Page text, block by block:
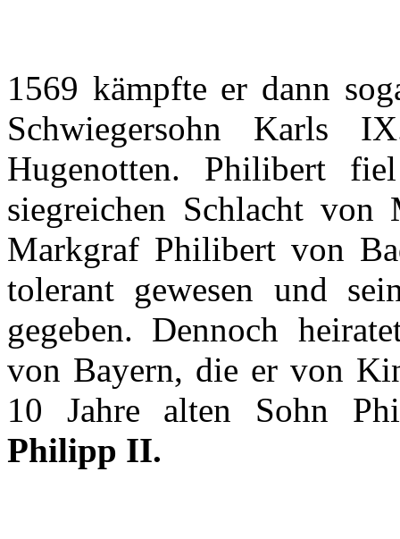
1569 kämpfte er dann
Schwiegersohn
Karls
Hugenotten. Philibert fiel
siegreichen Schlachtvon
Markgraf Philibertvon
tolerant gewesen und
gegeben. Dennoch
von Bayern, die ervon
10 Jahre alten Sohn
Philipp II.